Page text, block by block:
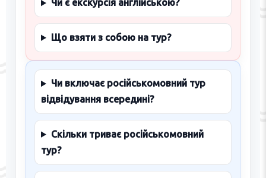
Чи є екскурсія англійською?
Що взяти з собою на тур?
Чи включає російськомовний тур
відвідування всередині?
Скільки триває російськомовний
тур?